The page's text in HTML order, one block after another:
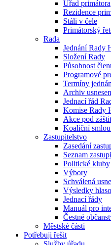
Úřad primátora
Rezidence
Stáli v čele
Primátorský
Rada
Jednání Rady
Složení Rady
Působnost
Programové
Termíny
Archiv
Jednací řád
Komise Rady
Akce pod
Koaliční
Zastupitelstvo
Zasedání
Seznam
Politické kluby
Výbory
Schválená
Výsledky
Jednací řády
Manuál pro
Čestné
Městské části
Potřebuji řešit